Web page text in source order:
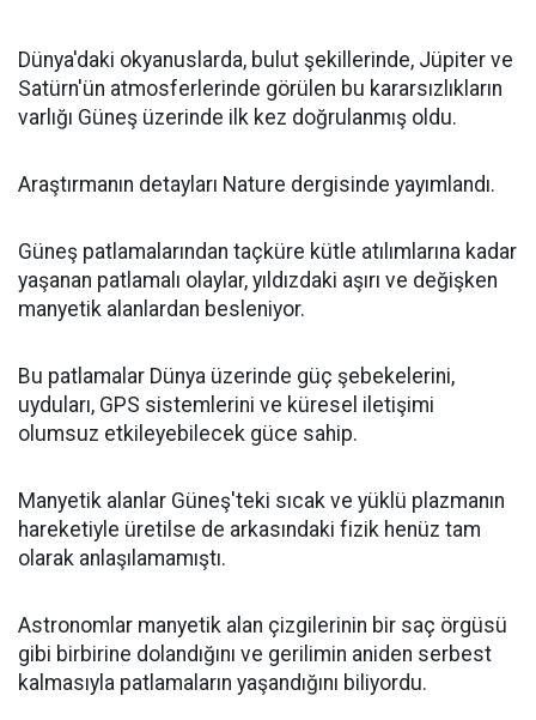
Dünya'daki okyanuslarda, bulut şekillerinde, Jüpiter ve
Satürn'ün atmosferlerinde görülen bu kararsızlıkların
varlığı Güneş üzerinde ilk kez doğrulanmış oldu.
Araştırmanın detayları Nature dergisinde yayımlandı.
Güneş patlamalarından taçküre kütle atılımlarına kadar
yaşanan patlamalı olaylar, yıldızdaki aşırı ve değişken
manyetik alanlardan besleniyor.
Bu patlamalar Dünya üzerinde güç şebekelerini,
uyduları, GPS sistemlerini ve küresel iletişimi
olumsuz etkileyebilecek güce sahip.
Manyetik alanlar Güneş'teki sıcak ve yüklü plazmanın
hareketiyle üretilse de arkasındaki fizik henüz tam
olarak anlaşılamamıştı.
Astronomlar manyetik alan çizgilerinin bir saç örgüsü
gibi birbirine dolandığını ve gerilimin aniden serbest
kalmasıyla patlamaların yaşandığını biliyordu.